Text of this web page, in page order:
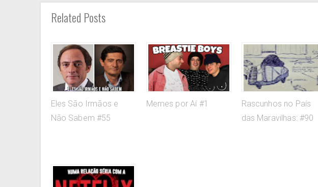
Related Posts
Eles São Irmãos e
Não Sabem #55
Memes por Aí #1
Rascunhos no País
das Maravilhas: #90